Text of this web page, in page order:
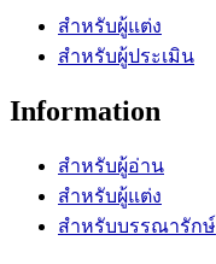
สำหรับผู้แต่ง
สำหรับผู้ประเมิน
Information
สำหรับผู้อ่าน
สำหรับผู้แต่ง
สำหรับบรรณารักษ์